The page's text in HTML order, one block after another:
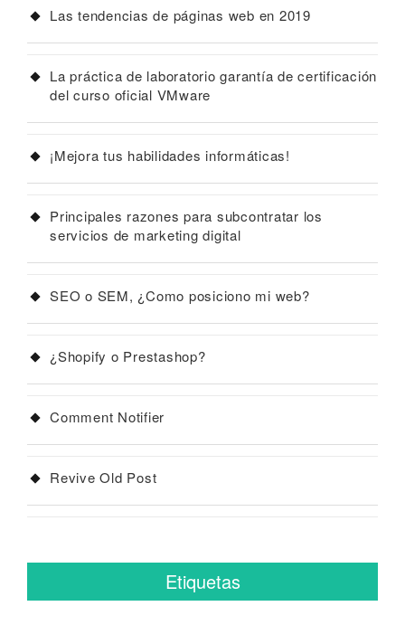
Las tendencias de páginas web en 2019
La práctica de laboratorio garantía de certificación
del curso oficial VMware
¡Mejora tus habilidades informáticas!
Principales razones para subcontratar los
servicios de marketing digital
SEO o SEM, ¿Como posiciono mi web?
¿Shopify o Prestashop?
Comment Notifier
Revive Old Post
Etiquetas